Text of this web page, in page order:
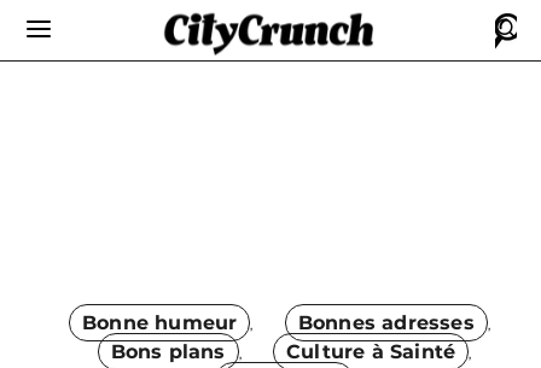
Bonne humeur
Bonnes adresses
Bons plans
Culture à Sainté